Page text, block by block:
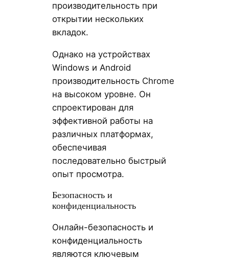
производительность при
открытии нескольких
вкладок.
Однако на устройствах
Windows и Android
производительность Chrome
на высоком уровне. Он
спроектирован для
эффективной работы на
различных платформах,
обеспечивая
последовательно быстрый
опыт просмотра.
Безопасность и
конфиденциальность
Онлайн-безопасность и
конфиденциальность
являются ключевым